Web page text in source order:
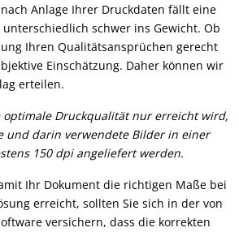
Anlage Ihrer Druckdaten fällt eine
schwer ins Gewicht. Ob
Ihren Qualitätsansprüchen gerecht
Einschätzung. Daher können wir
erteilen.
optimale Druckqualität nur erreicht wird,
und darin verwendete Bilder in einer
150 dpi angeliefert werden.
Ihr Dokument die richtigen Maße bei
erreicht, sollten Sie sich in der von
versichern, dass die korrekten